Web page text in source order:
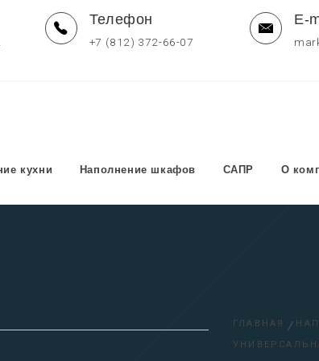
Телефон
+7 (812) 372-66-07
E-
КОМПЛЕКТУЮЩИЕ —
кухни Наполнение шкафов САПР О
ГЛАВНАЯ